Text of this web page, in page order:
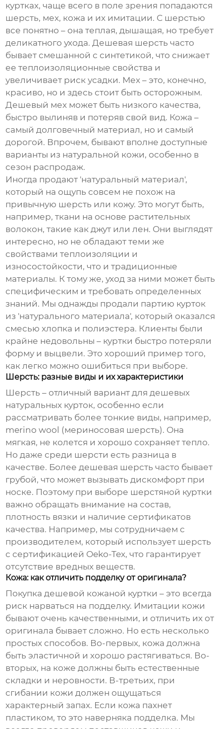
куртках, чаще всего в поле зрения попадаются
шерсть, мех, кожа и их имитации. С шерстью
все понятно – она теплая, дышащая, но требует
деликатного ухода. Дешевая шерсть часто
бывает смешанной с синтетикой, что снижает
ее теплоизоляционные свойства и
увеличивает риск усадки. Мех – это, конечно,
красиво, но и здесь стоит быть осторожным.
Дешевый мех может быть низкого качества,
быстро вылиняв и потеряв свой вид. Кожа –
самый долговечный материал, но и самый
дорогой. Впрочем, бывают вполне доступные
варианты из натуральной кожи, особенно в
сезон распродаж.
Иногда продают 'натуральный материал',
который на ощупь совсем не похож на
привычную шерсть или кожу. Это могут быть,
например, ткани на основе растительных
волокон, такие как джут или лен. Они выглядят
интересно, но не обладают теми же
свойствами теплоизоляции и
износостойкости, что и традиционные
материалы. К тому же, уход за ними может быть
специфическим и требовать определенных
знаний. Мы однажды продали партию курток
из 'натурального материала', который оказался
смесью хлопка и полиэстера. Клиенты были
крайне недовольны – куртки быстро потеряли
форму и выцвели. Это хороший пример того,
как легко можно ошибиться при выборе.
Шерсть: разные виды и их характеристики
Шерсть – отличный вариант длядешевых
натуральных курток, особенно если
рассматривать более тонкие виды, например,
merino wool (мериносовая шерсть). Она
мягкая, не колется и хорошо сохраняет тепло.
Но даже среди шерсти есть разница в
качестве. Более дешевая шерсть часто бывает
грубой, что может вызывать дискомфорт при
носке. Поэтому при выборе шерстяной куртки
важно обращать внимание на состав,
плотность вязки и наличие сертификатов
качества. Например, мы сотрудничаем с
производителем, который использует шерсть
с сертификацией Oeko-Tex, что гарантирует
отсутствие вредных веществ.
Кожа: как отличить подделку от оригинала?
Покупкадешевой кожаной куртки – это всегда
риск нарваться на подделку. Имитации кожи
бывают очень качественными, и отличить их от
оригинала бывает сложно. Но есть несколько
простых способов. Во-первых, кожа должна
быть эластичной и хорошо растягиваться. Во-
вторых, на коже должны быть естественные
складки и неровности. В-третьих, при
сгибании кожи должен ощущаться
характерный запах. Если кожа пахнет
пластиком, то это наверняка подделка. Мы